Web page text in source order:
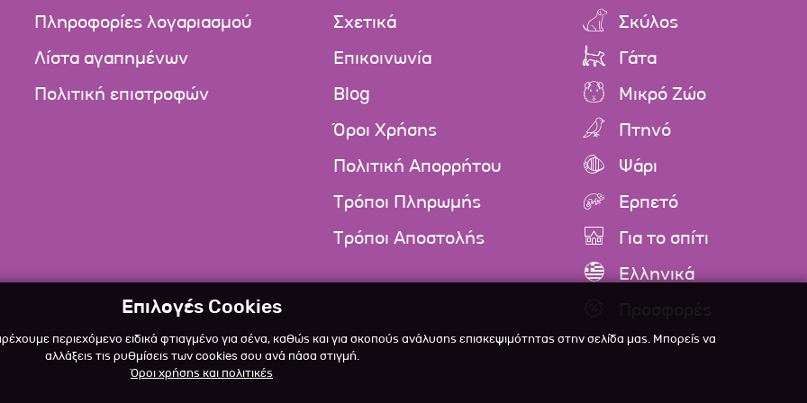
Πληροφορίες λογαριασμού
Λίστα αγαπημένων
Πολιτική επιστροφών
Σχετικά
Επικοινωνία
Blog
Όροι Χρήσης
Πολιτική Απορρήτου
Τρόποι Πληρωμής
Τρόποι Αποστολής
Σκύλος
Γάτα
Μικρό Ζώο
Πτηνό
Ψάρι
Ερπετό
Για το σπίτι
Ελληνικά
Επιλογές Cookies
περιεχόμενο ειδικά φτιαγμένο για σένα, καθώς και για σκοπούς ανάλυσης επισκεψιμότητας στην σελίδα μας. Μπορείς να
αλλάξεις τις ρυθμίσεις των cookies σου ανά πάσα στιγμή.
Όροι χρήσης και πολιτικές